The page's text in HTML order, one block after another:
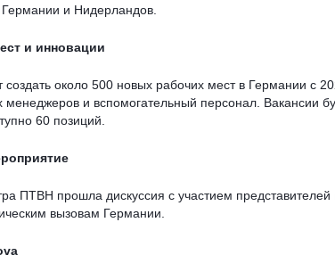
и Нидерландов.
и инновации
создать около 500 новых рабочих мест в Германии с
и вспомогательный персонал. Вакансии
60 позиций.
ПТВН прошла дискуссия с участием представителей
вызовам Германии.